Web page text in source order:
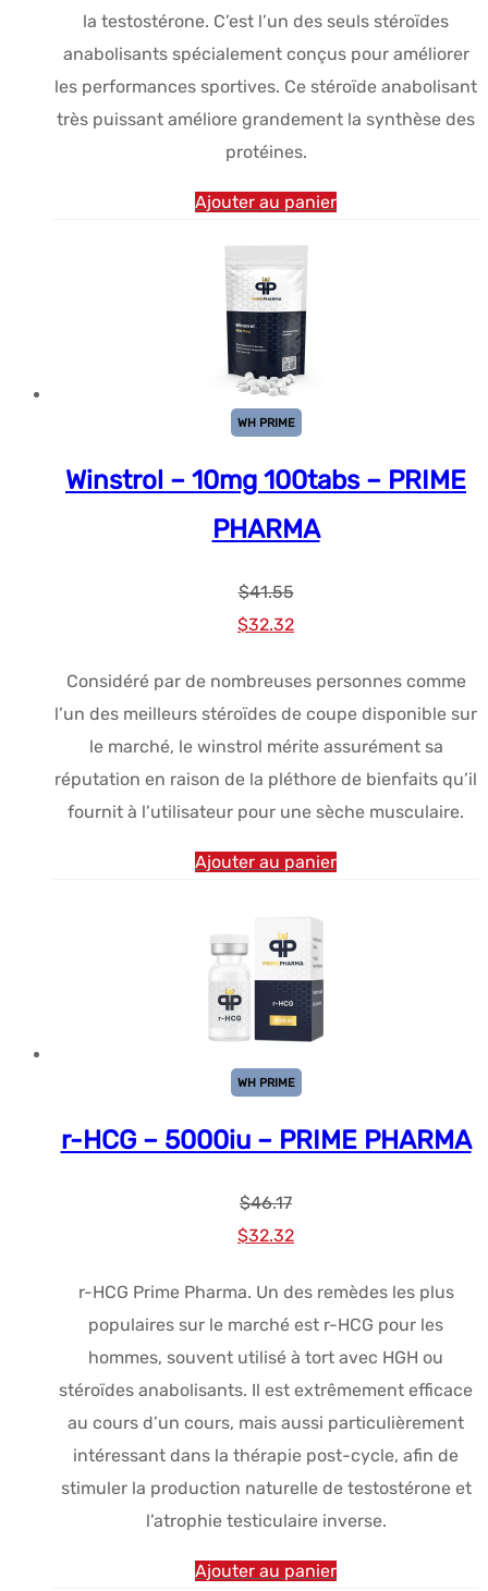
était :
$65.79.
est :
$31.16.
la testostérone. C’est l’un des seuls stéroïdes
anabolisants spécialement conçus pour améliorer
les performances sportives. Ce stéroïde anabolisant
très puissant améliore grandement la synthèse des
protéines.
Ajouter au panier
WH PRIME
Winstrol – 10mg 100tabs – PRIME
PHARMA
$41.55
Le
initial
était :
$41.55.
$32.32Le
actuel
est :
$32.32.
Considéré par de nombreuses personnes comme
l’un des meilleurs stéroïdes de coupe disponible sur
le marché, le winstrol mérite assurément sa
réputation en raison de la pléthore de bienfaits qu’il
fournit à l’utilisateur pour une sèche musculaire.
Ajouter au panier
WH PRIME
r-HCG – 5000iu – PRIME PHARMA
$46.17
Le
initial
était :
$46.17.
$32.32Le
actuel
est :
$32.32.
r-HCG Prime Pharma. Un des remèdes les plus
populaires sur le marché est r-HCG pour les
hommes, souvent utilisé à tort avec HGH ou
stéroïdes anabolisants. Il est extrêmement efficace
au cours d’un cours, mais aussi particulièrement
intéressant dans la thérapie post-cycle, afin de
stimuler la production naturelle de testostérone et
l’atrophie testiculaire inverse.
Ajouter au panier